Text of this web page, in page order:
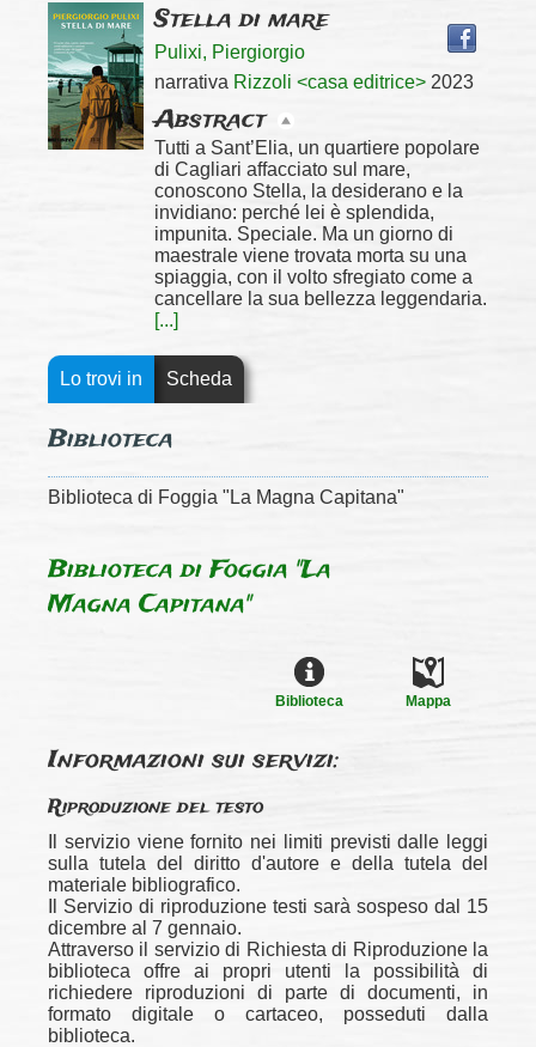
Dettaglio
del
documento
Stella di mare
Pulixi, Piergiorgio
narrativa Rizzoli <casa editrice> 2023
Abstract
Tutti a Sant’Elia, un quartiere popolare
di Cagliari affacciato sul mare,
conoscono Stella, la desiderano e la
invidiano: perché lei è splendida,
impunita. Speciale. Ma un giorno di
maestrale viene trovata morta su una
spiaggia, con il volto sfregiato come a
cancellare la sua bellezza leggendaria.
[...]
Lo trovi in Scheda
Biblioteca
Biblioteca di Foggia "La Magna Capitana"
Biblioteca di Foggia "La
Magna Capitana"
Mappa
Biblioteca
Informazioni sui servizi:
Riproduzione del testo
Il servizio viene fornito nei limiti previsti dalle leggi
sulla tutela del diritto d'autore e della tutela del
materiale bibliografico.
Il Servizio di riproduzione testi sarà sospeso dal 15
dicembre al 7 gennaio.
Attraverso il servizio di Richiesta di Riproduzione la
biblioteca offre ai propri utenti la possibilità di
richiedere riproduzioni di parte di documenti, in
formato digitale o cartaceo, posseduti dalla
biblioteca.